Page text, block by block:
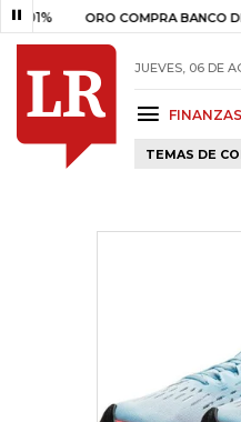
ORO COMPRA BANCO DE LA
JUEVES, 06 DE
FINANZAS
TEMAS DE